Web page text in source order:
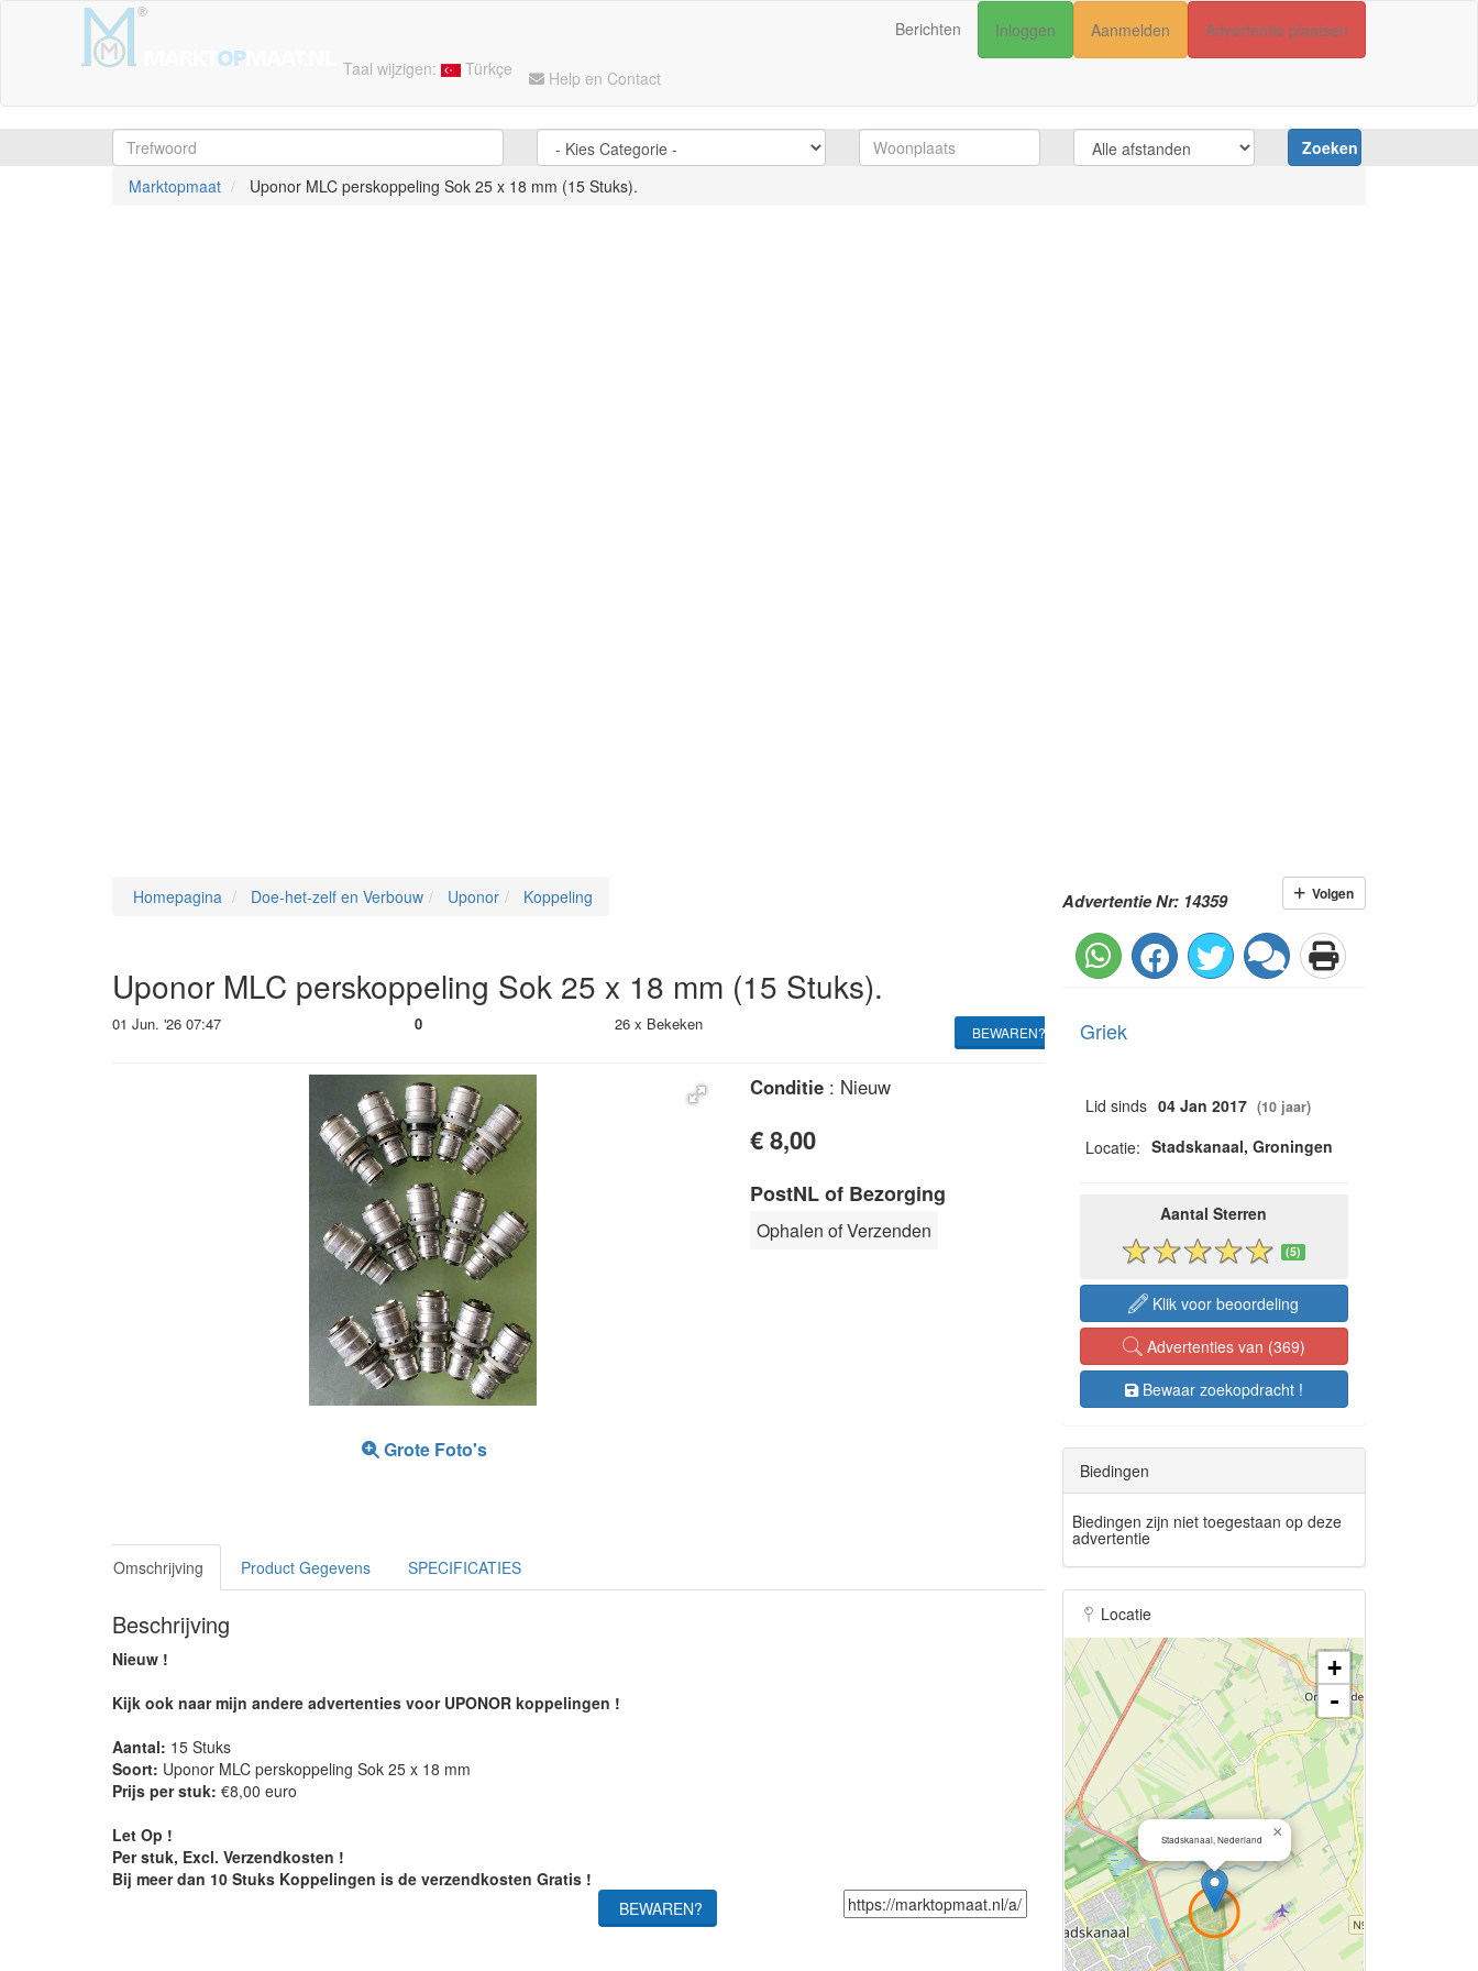
Taal wijzigen: Türkçe Help en Contact
Berichten Inloggen Aanmelden Advertentie plaatsen
Zoeken
Marktopmaat
Uponor MLC perskoppeling Sok 25 x 18 mm (15 Stuks).
Homepagina Doe-het-zelf en Verbouw Uponor Koppeling
Uponor MLC perskoppeling Sok 25 x 18 mm (15 Stuks).
01 Jun. '26 07:47 0 26 x Bekeken BEWAREN?
Grote Foto's
Conditie: Nieuw
€ 8,00
PostNL of Bezorging
Ophalen of Verzenden
Omschrijving Product Gegevens SPECIFICATIES
Beschrijving
Nieuw !
Kijk ook naar mijn andere advertenties voor UPONOR koppelingen !
Aantal: 15 Stuks
Soort: Uponor MLC perskoppeling Sok 25 x 18 mm
Prijs per stuk: €8,00 euro
Let Op !
Per stuk, Excl. Verzendkosten !
Bij meer dan 10 Stuks Koppelingen is de verzendkosten Gratis !
BEWAREN?
Advertentie Nr: 14359 Volgen
Griek
Lid sinds 04 Jan 2017 (10 jaar)
Locatie: Stadskanaal, Groningen
Aantal Sterren
(5)
Klik voor beoordeling
Advertenties van (369)
Bewaar zoekopdracht !
Biedingen
Biedingen zijn niet toegestaan op deze
advertentie
Locatie
Stadskanaal, Nederland ×
+
-